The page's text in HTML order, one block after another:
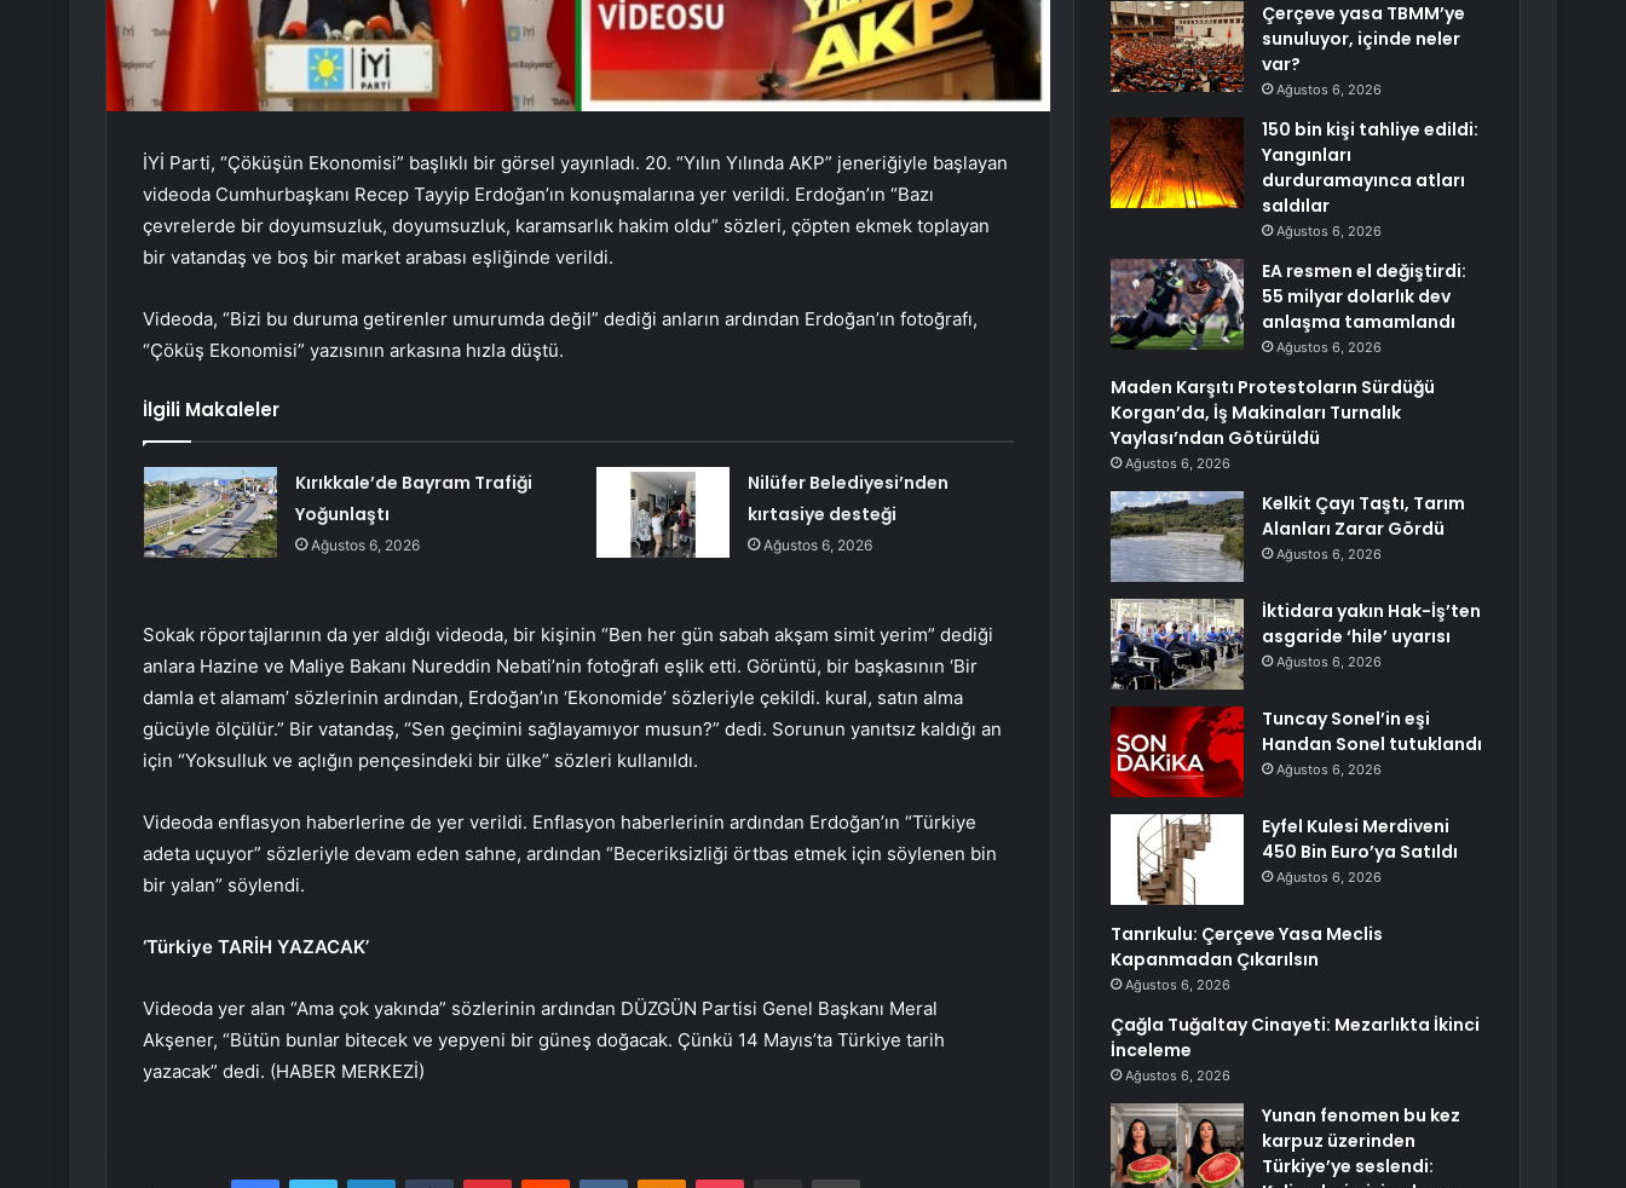
İYİ Parti, “Çöküşün Ekonomisi” başlıklı bir görsel yayınladı. 20. “Yılın Yılında AKP” jeneriğiyle başlayan
videoda Cumhurbaşkanı Recep Tayyip Erdoğan’ın konuşmalarına yer verildi. Erdoğan’ın “Bazı
çevrelerde bir doyumsuzluk, doyumsuzluk, karamsarlık hakim oldu” sözleri, çöpten ekmek toplayan
bir vatandaş ve boş bir market arabası eşliğinde verildi.
Videoda, “Bizi bu duruma getirenler umurumda değil” dediği anların ardından Erdoğan’ın fotoğrafı,
“Çöküş Ekonomisi” yazısının arkasına hızla düştü.
İlgili Makaleler
Kırıkkale’de Bayram Trafiği
Yoğunlaştı
Ağustos 6, 2026
Nilüfer Belediyesi’nden
kırtasiye desteği
Ağustos 6, 2026
Sokak röportajlarının da yer aldığı videoda, bir kişinin “Ben her gün sabah akşam simit yerim” dediği
anlara Hazine ve Maliye Bakanı Nureddin Nebati’nin fotoğrafı eşlik etti. Görüntü, bir başkasının ‘Bir
damla et alamam’ sözlerinin ardından, Erdoğan’ın ‘Ekonomide’ sözleriyle çekildi. kural, satın alma
gücüyle ölçülür.” Bir vatandaş, “Sen geçimini sağlayamıyor musun?” dedi. Sorunun yanıtsız kaldığı an
için “Yoksulluk ve açlığın pençesindeki bir ülke” sözleri kullanıldı.
Videoda enflasyon haberlerine de yer verildi. Enflasyon haberlerinin ardından Erdoğan’ın “Türkiye
adeta uçuyor” sözleriyle devam eden sahne, ardından “Beceriksizliği örtbas etmek için söylenen bin
bir yalan” söylendi.
‘Türkiye TARİH YAZACAK’
Videoda yer alan “Ama çok yakında” sözlerinin ardından DÜZGÜN Partisi Genel Başkanı Meral
Akşener, “Bütün bunlar bitecek ve yepyeni bir güneş doğacak. Çünkü 14 Mayıs’ta Türkiye tarih
yazacak” dedi. (HABER MERKEZİ)
FacebookTwitter LinkedInTumblr PinterestReddit VKontakteOdnoklassniki
Pocket E-Posta ile paylaş Yazdır
Çerçeve yasa TBMM’ye
sunuluyor, içinde neler
var?
Ağustos 6, 2026
150 bin kişi tahliye edildi:
Yangınları
durduramayınca atları
saldılar
Ağustos 6, 2026
EA resmen el değiştirdi:
55 milyar dolarlık dev
anlaşma tamamlandı
Ağustos 6, 2026
Maden Karşıtı Protestoların Sürdüğü
Korgan’da, İş Makinaları Turnalık
Yaylası’ndan Götürüldü
Ağustos 6, 2026
Kelkit Çayı Taştı, Tarım
Alanları Zarar Gördü
Ağustos 6, 2026
İktidara yakın Hak-İş’ten
asgaride ‘hile’ uyarısı
Ağustos 6, 2026
Tuncay Sonel’in eşi
Handan Sonel tutuklandı
Ağustos 6, 2026
Eyfel Kulesi Merdiveni
450 Bin Euro’ya Satıldı
Ağustos 6, 2026
Tanrıkulu: Çerçeve Yasa Meclis
Kapanmadan Çıkarılsın
Ağustos 6, 2026
Çağla Tuğaltay Cinayeti: Mezarlıkta İkinci
İnceleme
Ağustos 6, 2026
Yunan fenomen bu kez
karpuz üzerinden
Türkiye’ye seslendi: